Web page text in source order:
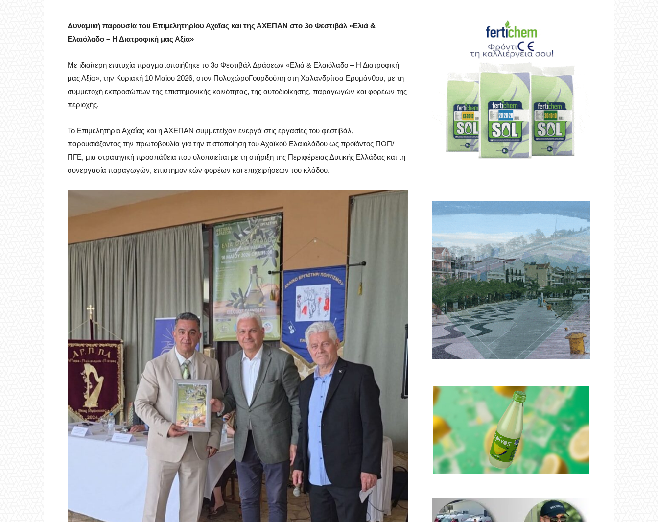
Δυναμική παρουσία του Επιμελητηρίου Αχαΐας και της ΑΧΕΠΑΝ στο 3ο Φεστιβάλ «Ελιά &
Ελαιόλαδο – Η Διατροφική μας Αξία»
Με ιδιαίτερη επιτυχία πραγματοποιήθηκε το 3ο Φεστιβάλ Δράσεων «Ελιά & Ελαιόλαδο – Η Διατροφική
μας Αξία», την Κυριακή 10 Μαΐου 2026, στον ΠολυχώροΓουρδούπη στη Χαλανδρίτσα Ερυμάνθου, με τη
συμμετοχή εκπροσώπων της επιστημονικής κοινότητας, της αυτοδιοίκησης, παραγωγών και φορέων της
περιοχής.
Το Επιμελητήριο Αχαΐας και η ΑΧΕΠΑΝ συμμετείχαν ενεργά στις εργασίες του φεστιβάλ,
παρουσιάζοντας την πρωτοβουλία για την πιστοποίηση του Αχαϊκού Ελαιολάδου ως προϊόντος ΠΟΠ/
ΠΓΕ, μια στρατηγική προσπάθεια που υλοποιείται με τη στήριξη της Περιφέρειας Δυτικής Ελλάδας και τη
συνεργασία παραγωγών, επιστημονικών φορέων και επιχειρήσεων του κλάδου.